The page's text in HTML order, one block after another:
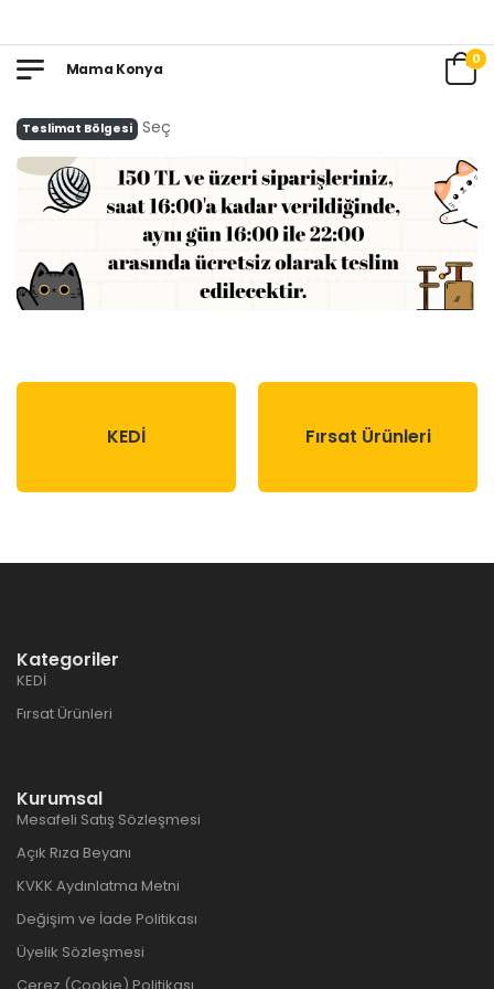
Mama Konya
0
Teslimat Bölgesi Seç
KEDİ Fırsat Ürünleri
Kategoriler
KEDİ
Fırsat Ürünleri
Kurumsal
Mesafeli Satış Sözleşmesi
Açık Rıza Beyanı
KVKK Aydınlatma Metni
Değişim ve İade Politikası
Üyelik Sözleşmesi